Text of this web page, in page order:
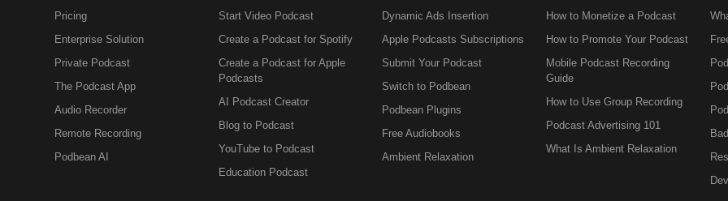
Pricing
Enterprise Solution
Private Podcast
The Podcast App
Audio Recorder
Remote Recording
Podbean AI
Start Video Podcast
Create a Podcast for Spotify
Create a Podcast for Apple
Podcasts
AI Podcast Creator
Blog to Podcast
YouTube to Podcast
Education Podcast
Dynamic Ads Insertion
Apple Podcasts Subscriptions
Submit Your Podcast
Switch to Podbean
Podbean Plugins
Free Audiobooks
Ambient Relaxation
How to Monetize a Podcast
How to Promote Your Podcast
Mobile Podcast Recording
Guide
How to Use Group Recording
Podcast Advertising 101
What Is Ambient Relaxation